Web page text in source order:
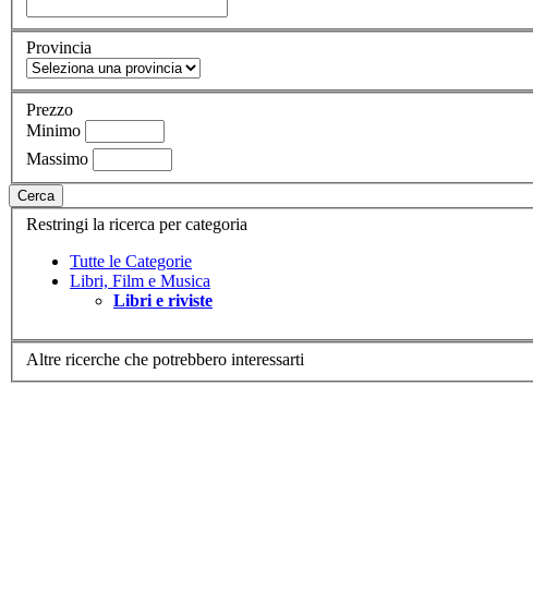
Provincia
Prezzo
Minimo
Massimo
Cerca
Restringi la ricerca per categoria
Tutte le Categorie
Libri, Film e Musica
Libri e riviste
Altre ricerche che potrebbero interessarti